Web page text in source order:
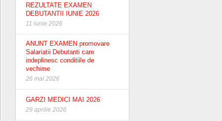
REZULTATE EXAMEN
DEBUTANTII IUNIE 2026
11 iunie 2026
ANUNT EXAMEN promovare
Salariatii Debutanti care
indeplinesc conditiile de
vechime
26 mai 2026
GARZI MEDICI MAI 2026
29 aprilie 2026